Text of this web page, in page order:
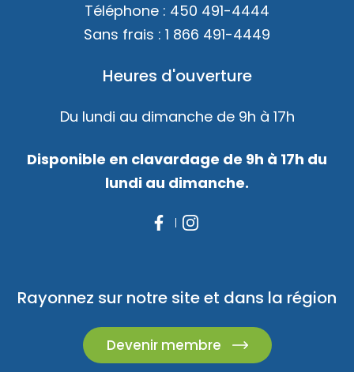
Téléphone : 450 491-4444
Sans frais : 1 866 491-4449
Heures d'ouverture
Du lundi au dimanche de 9h à 17h
Disponible en clavardage de 9h à 17h du
lundi au dimanche.
Rayonnez sur notre site et dans la région
Devenir membre